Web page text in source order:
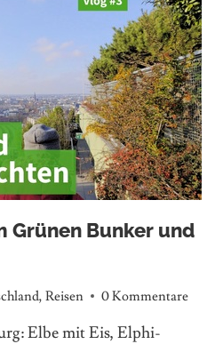
Grünen Bunker und
, Reisen 0 Kommentare
Elbe mit Eis, Elphi-